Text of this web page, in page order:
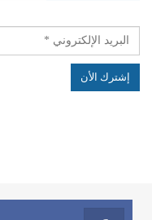
الهياكل